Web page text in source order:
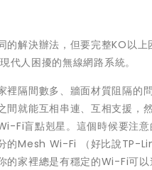
的解決辦法，但要完整KO以
人困擾的無線網路系統。
裡隔間數多、牆面材質阻隔
就能互相串連、互相支援，
Fi盲點剋星。這個時候要注
的Mesh Wi-Fi （好比說TP-
的家裡總是有穩定的Wi-Fi可以